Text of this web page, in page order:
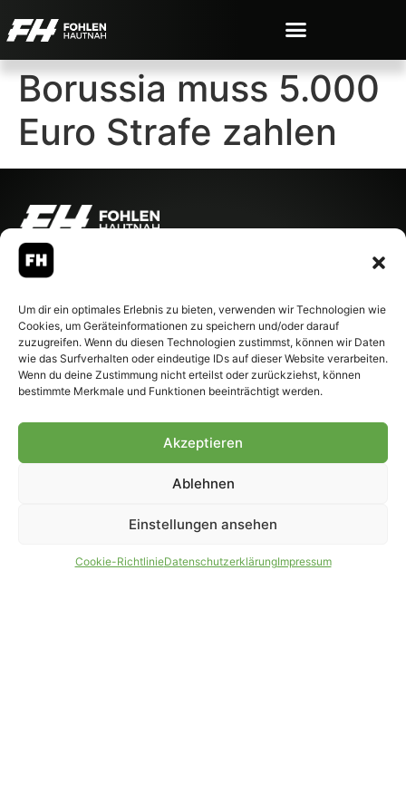
Um dir ein optimales Erlebnis zu bieten, verwenden wir Technologien wie
Cookies, um Geräteinformationen zu speichern und/oder darauf
zuzugreifen. Wenn du diesen Technologien zustimmst, können wir Daten
wie das Surfverhalten oder eindeutige IDs auf dieser Website verarbeiten.
Wenn du deine Zustimmung nicht erteilst oder zurückziehst, können
bestimmte Merkmale und Funktionen beeinträchtigt werden.
Akzeptieren
Ablehnen
Einstellungen ansehen
Cookie-RichtlinieDatenschutzerklärungImpressum
Borussia muss 5.000
Euro Strafe zahlen
© 2007-2026 Fohlen-Hautnah.de
– Alle rechte vorbehalten.
offiziell eingetragenes Magazin
bei der Deutschen
Nationalbibliothek (ISSN 1868-
8233). Nachdruck und
Weiterverarbeitung, auch
auszugsweise, nur mit
PARTNER WERDEN
AGB